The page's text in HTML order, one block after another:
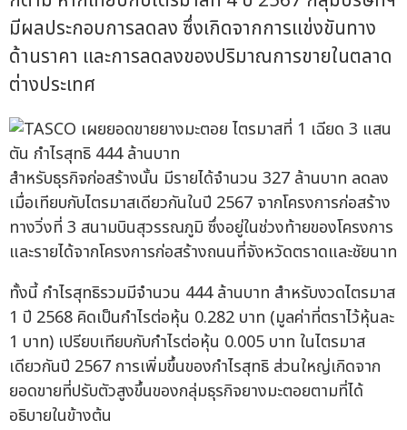
มีผลประกอบการลดลง ซึ่งเกิดจากการแข่งขันทาง
ด้านราคา และการลดลงของปริมาณการขายในตลาด
ต่างประเทศ
สำหรับธุรกิจก่อสร้างนั้น มีรายได้จำนวน 327 ล้านบาท ลดลง
เมื่อเทียบกับไตรมาสเดียวกันในปี 2567 จากโครงการก่อสร้าง
ทางวิ่งที่ 3 สนามบินสุวรรณภูมิ ซึ่งอยู่ในช่วงท้ายของโครงการ
และรายได้จากโครงการก่อสร้างถนนที่จังหวัดตราดและชัยนาท
ทั้งนี้ กำไรสุทธิรวมมีจำนวน 444 ล้านบาท สำหรับงวดไตรมาส
1 ปี 2568 คิดเป็นกำไรต่อหุ้น 0.282 บาท (มูลค่าที่ตราไว้หุ้นละ
1 บาท) เปรียบเทียบกับกำไรต่อหุ้น 0.005 บาท ในไตรมาส
เดียวกันปี 2567 การเพิ่มขึ้นของกำไรสุทธิ ส่วนใหญ่เกิดจาก
ยอดขายที่ปรับตัวสูงขึ้นของกลุ่มธุรกิจยางมะตอยตามที่ได้
อธิบายในข้างต้น